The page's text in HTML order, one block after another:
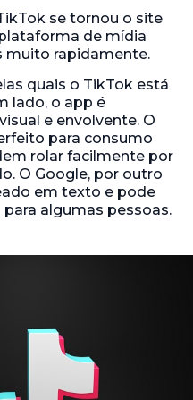
se tornou o site
de mídia
muito rapidamente.
quais o TikTok está
lado, o app é
e envolvente. O
para consumo
rolar facilmente por
O Google, por outro
em texto e pode
algumas pessoas.